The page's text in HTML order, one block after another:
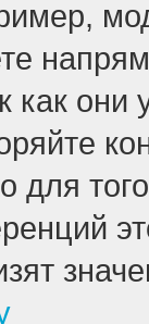
как
для